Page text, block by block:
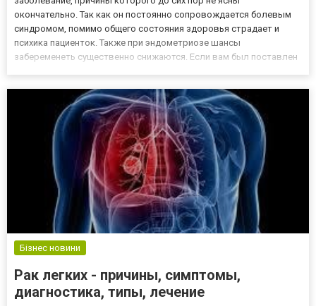
окончательно. Так как он постоянно сопровождается болевым
синдромом, помимо общего состояния здоровья страдает и
психика пациенток. Также при эндометриозе шансы
забеременеть существенно снижаются. Если вам был поставлен
состоящая из стромы и ж...
Бізнес новини
Рак легких - причины, симптомы,
диагностика, типы, лечение